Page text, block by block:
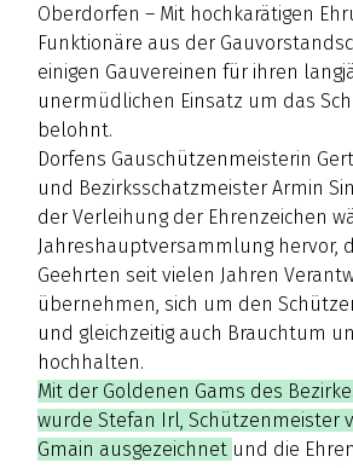
Oberdorfen – Mit hochkarätigen
Funktionäre aus der
einigen Gauvereinen für ihren
unermüdlichen Einsatz um das
belohnt.
Dorfens Gauschützenmeisterin
und Bezirksschatzmeister Armin
der Verleihung der Ehrenzeichen
Jahreshauptversammlung hervor,
Geehrten seit vielen Jahren
übernehmen, sich um den
und gleichzeitig auch Brauchtum
hochhalten.
Mit der Goldenen Gams des
wurde Stefan Irl, Schützenmeister
Gmain ausgezeichnet und die